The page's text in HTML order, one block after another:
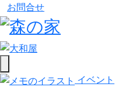
お問合せ
イベント